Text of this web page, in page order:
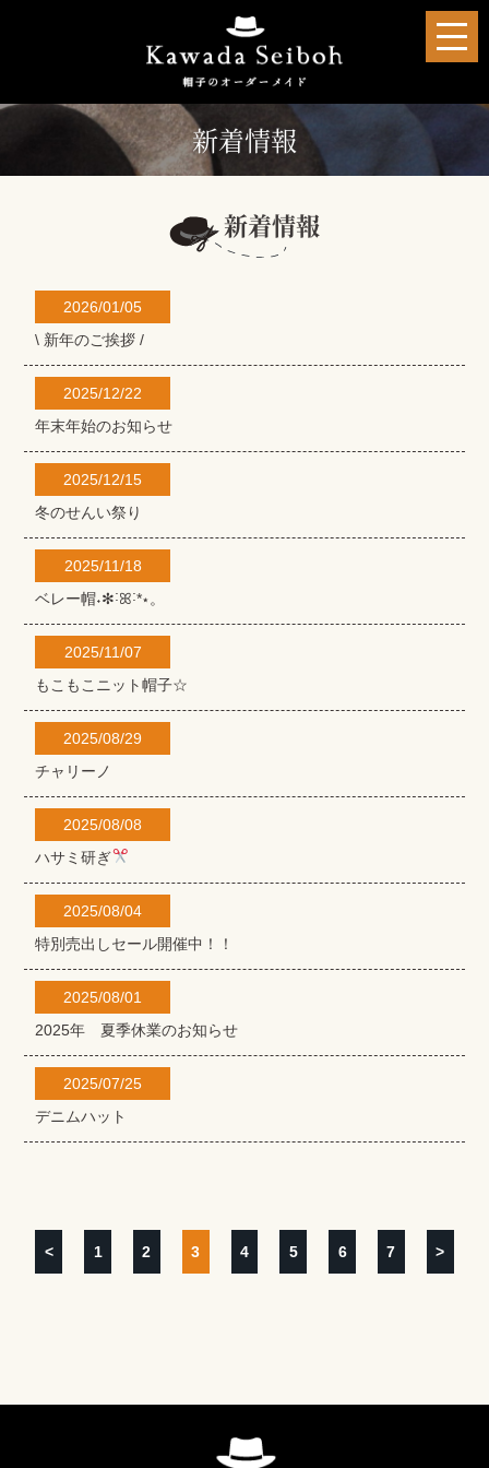
新着情報
新着情報
2026/01/05
\ 新年のご挨拶 /
2025/12/22
年末年始のお知らせ
2025/12/15
冬のせんい祭り
2025/11/18
ベレー帽˖✻˸ꕤ˸*⋆。
2025/11/07
もこもこニット帽子☆
2025/08/29
チャリーノ
2025/08/08
ハサミ研ぎ
2025/08/04
特別売出しセール開催中！！
2025/08/01
2025年 夏季休業のお知らせ
2025/07/25
デニムハット
< 1 2 3 4 5 6 7 >